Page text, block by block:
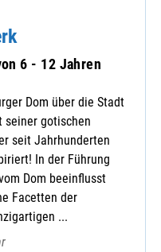
6 - 12 Jahren
Dom über die Stadt
seiner gotischen
seit Jahrhunderten
In der Führung
Dom beeinflusst
Facetten der
...